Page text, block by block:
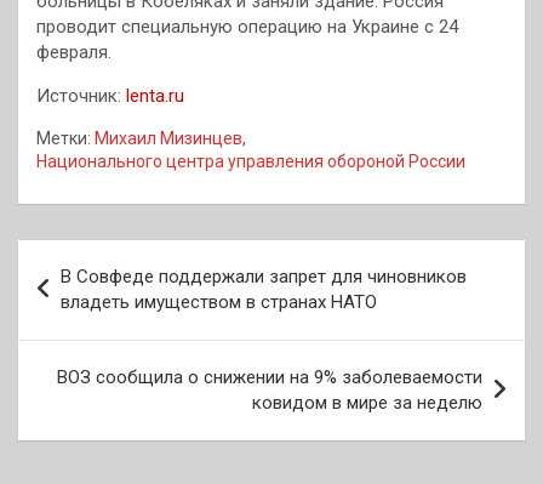
проводит специальную операцию на Украине с 24
февраля.
Источник: lenta.ru
Метки: Михаил Мизинцев,
Национального центра управления обороной России
по
записям
В Совфеде поддержали запрет для чиновников
владеть имуществом в странах НАТО
ВОЗ сообщила о снижении на 9% заболеваемости
ковидом в мире за неделю